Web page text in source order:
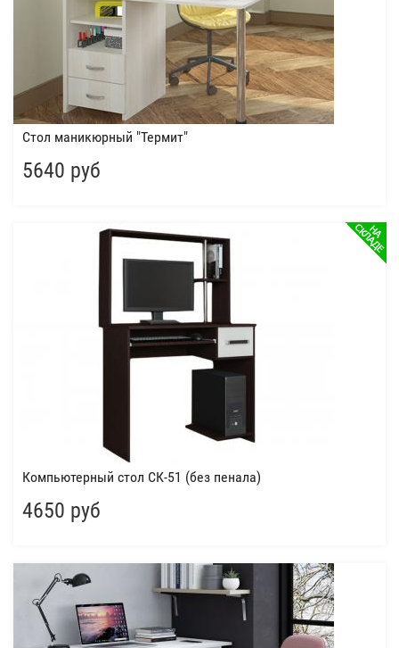
Стол маникюрный "Термит"
5640 руб
Компьютерный стол СК-51 (без пенала)
4650 руб